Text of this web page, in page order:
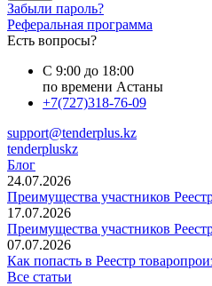
Забыли пароль?
Реферальная программа
Есть вопросы?
С 9:00 до 18:00
по времени Астаны
+7(727)318-76-09
support@tenderplus.kz
tenderpluskz
Блог
24.07.2026
Преимущества участников
17.07.2026
Преимущества участников
07.07.2026
Как попасть в Реестр
Все статьи